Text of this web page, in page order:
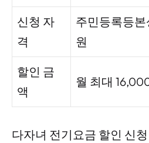
신청 자
격
주민등록등본
원
할인 금
액
월 최대
다자녀 전기요금 할인 신